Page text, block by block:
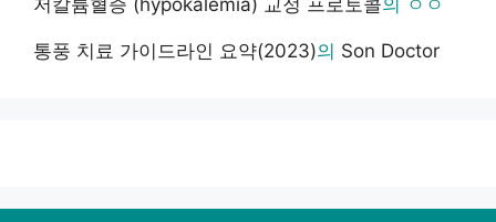
통풍 치료 가이드라인 요약(2023)의 Son Doctor